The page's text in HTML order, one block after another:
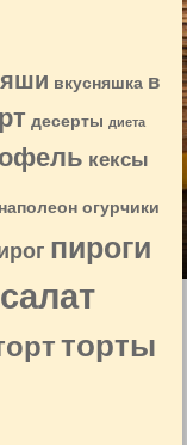
вкусняшка в
десерты диета
кексы
наполеон огурчики
пироги
салат
торты